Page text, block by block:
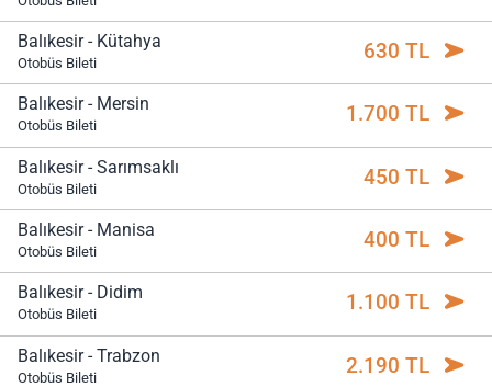
Balıkesir - Kütahya
Otobüs Bileti 630 TL
Balıkesir - Mersin
Otobüs Bileti 1.700 TL
Balıkesir - Sarımsaklı
Otobüs Bileti 450 TL
Balıkesir - Manisa
Otobüs Bileti 400 TL
Balıkesir - Didim
Otobüs Bileti 1.100 TL
Balıkesir - Trabzon
Otobüs Bileti 2.190 TL